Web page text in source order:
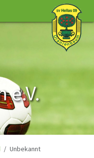
e.V.
Unbekannt